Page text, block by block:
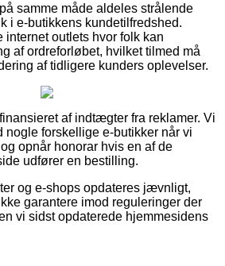
samme måde aldeles strålende
i e-butikkens kundetilfredshed.
internet outlets hvor folk kan
af ordreforløbet, hvilket tilmed må
af tidligere kunders oplevelser.
af indtægter fra reklamer. Vi
nogle forskellige e-butikker når vi
opnår honorar hvis en af de
udfører en bestilling.
og e-shops opdateres jævnligt,
garantere imod reguleringer der
vi sidst opdaterede hjemmesidens